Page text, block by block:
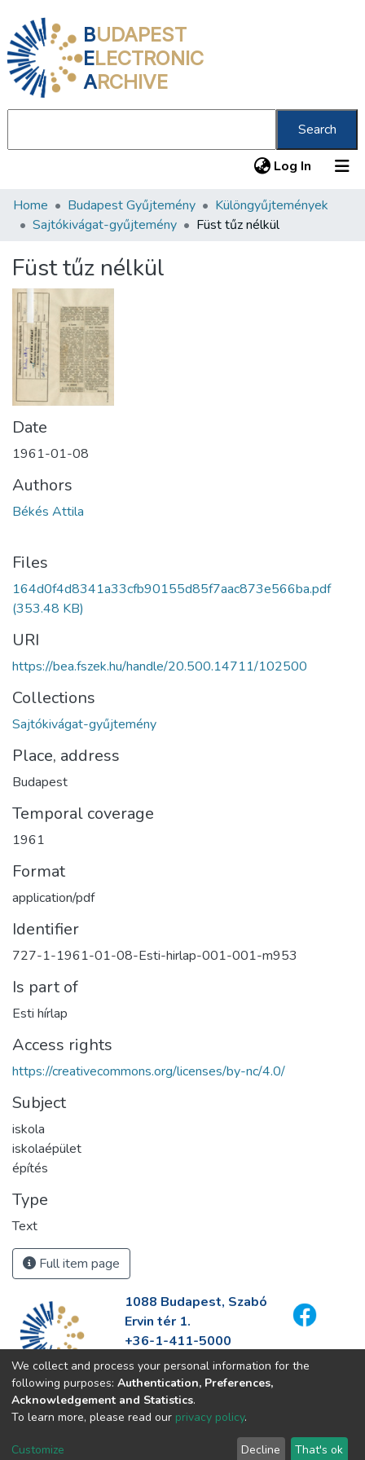
BUDAPEST
ELECTRONIC
ARCHIVE
Search
Log In (current)
Communities & Collections
Statistics
About us
Home Budapest Gyűjtemény
Különgyűjtemények
Sajtókivágat-gyűjtemény
Füst tűz nélkül
Füst tűz nélkül
Date
1961-01-08
Authors
Békés Attila
Files
164d0f4d8341a33cfb90155d85f7aac873e566ba.pdf
(353.48 KB)
URI
https://bea.fszek.hu/handle/20.500.14711/102500
Collections
Sajtókivágat-gyűjtemény
Place, address
Budapest
Temporal coverage
1961
Format
application/pdf
Identifier
727-1-1961-01-08-Esti-hirlap-001-001-m953
Is part of
Esti hírlap
Access rights
https://creativecommons.org/licenses/by-nc/4.0/
Subject
iskola
iskolaépület
építés
Type
Text
Full item page
1088 Budapest, Szabó
Ervin tér 1.
+36-1-411-5000
info@fszek.hu
https://fszek.hu
We collect and process your personal information for the
following purposes: Authentication, Preferences,
Acknowledgement and Statistics.
To learn more, please read our privacy policy.
Customize Decline That's ok